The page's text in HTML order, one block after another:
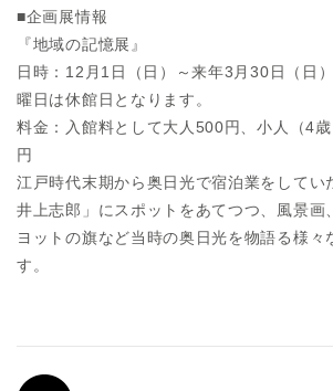
■企画展情報
『地域の記憶展』
日時：12月1日（日）～来年3月30日（
曜日は休館日となります。
料金：入館料として大人500円、小人（4
円
江戸時代末期から奥日光で宿泊業をして
井上志郎」にスポットをあてつつ、風景画
ヨットの旗など当時の奥日光を物語る様々
す。